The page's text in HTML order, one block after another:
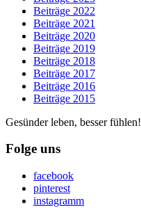
Beiträge 2022
Beiträge 2021
Beiträge 2020
Beiträge 2019
Beiträge 2018
Beiträge 2017
Beiträge 2016
Beiträge 2015
Gesünder leben, besser fühlen!
Folge uns
facebook
pinterest
instagramm